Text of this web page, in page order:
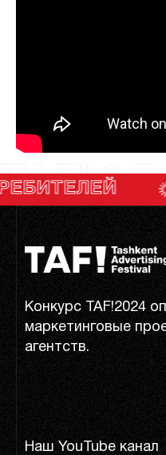
TAF! *
Конкурс TAF!2024
маркетинговые
агентств.
Наш YouTube канал